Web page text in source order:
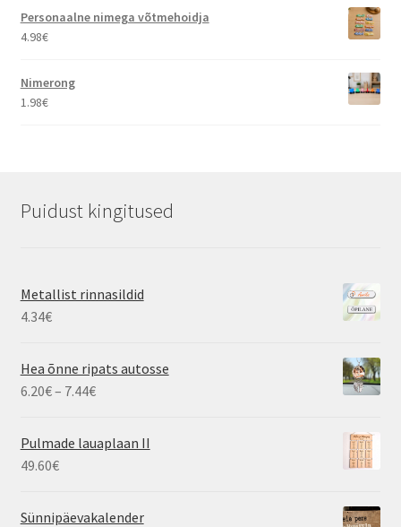
kuni
11.16€
Personaalne nimega võtmehoidja
4.98€
Nimerong
1.98€
Puidust kingitused
Metallist rinnasildid
4.34€
Hea õnne ripats autosse
6.20€– 7.44€Hinnavahemik:
kuni
7.44€
Pulmade lauaplaan II
49.60€
Sünnipäevakalender